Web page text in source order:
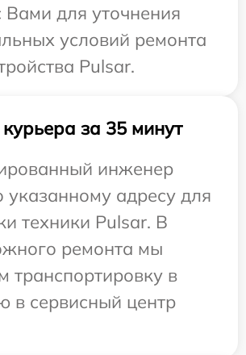
Вами для уточнения
условий ремонта
Pulsar.
за 35 минут
инженер
указанному адресу для
техники Pulsar. В
ремонта мы
транспортировку в
в сервисный центр